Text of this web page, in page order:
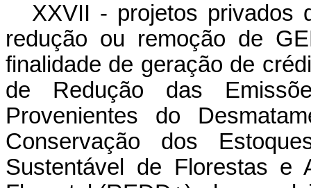
XXVII - projetos privados
redução ou remoção de
finalidade de geração de
de Redução das
Provenientes do
Conservação dos
Sustentável de Florestas e